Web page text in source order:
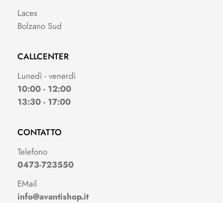
Laces
Bolzano Sud
CALLCENTER
Lunedì - venerdì
10:00 - 12:00
13:30 - 17:00
CONTATTO
Telefono
0473-723550
EMail
info@avantishop.it